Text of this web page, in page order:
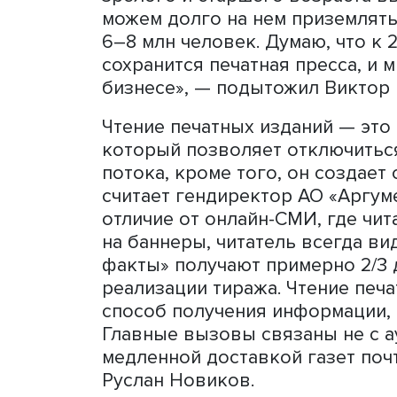
Виктор Шкулев, фото: Максим Григорьев /
Президент Shkulev
издательский дом,
онлайн, продолжает
холдинга сохраняют
назвал устойчивость
мотивированы к
требуют, чтобы
молодежи от печатной
газеты и журналы
зрелого и старшего
можем долго на нем